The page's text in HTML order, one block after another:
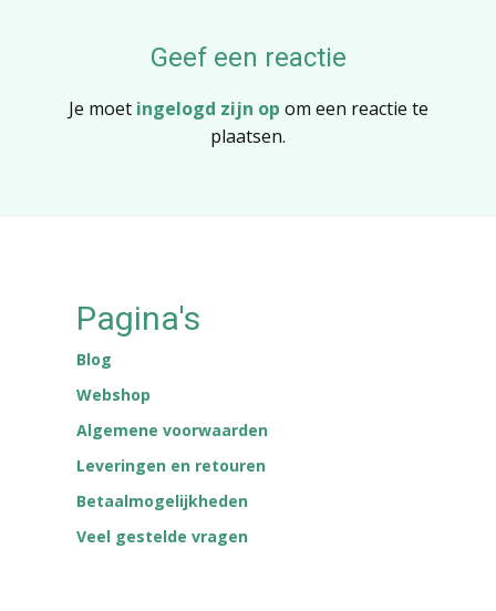
Geef een reactie
Je moet ingelogd zijn op om een reactie te
plaatsen.
Pagina's
Blog
Webshop
Algemene voorwaarden
Leveringen en retouren
Betaalmogelijkheden
Veel gestelde vragen